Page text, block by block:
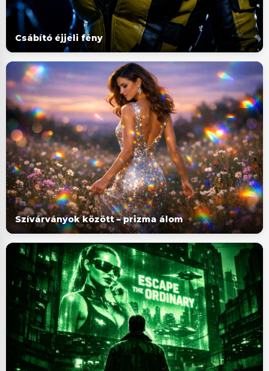
Csábító éjjeli fény
Szívárványok között – prizma álom